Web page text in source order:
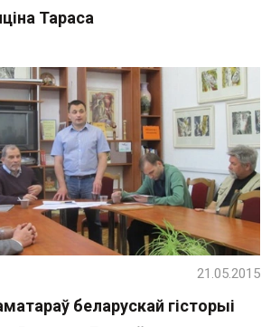
Тараса
беларускай гісторыі
21.05.2015